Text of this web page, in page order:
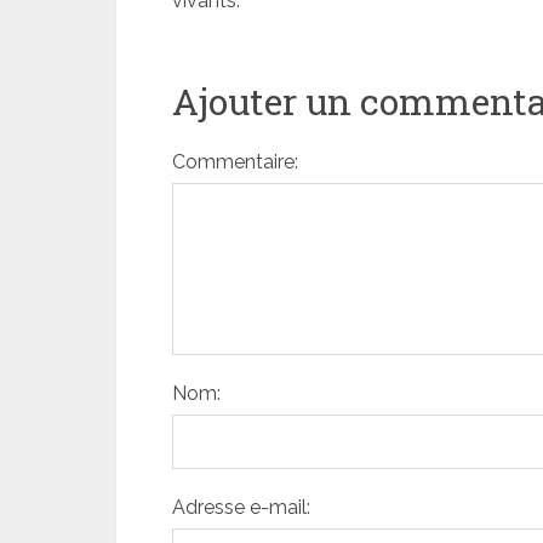
Ajouter un
Commentaire:
Nom:
Adresse e-mail: